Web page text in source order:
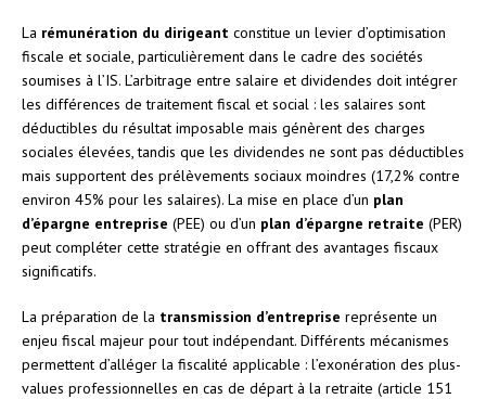
La rémunération du dirigeant constitue un levier d’optimisation
fiscale et sociale, particulièrement dans le cadre des sociétés
soumises à l’IS. L’arbitrage entre salaire et dividendes doit intégrer
les différences de traitement fiscal et social : les salaires sont
déductibles du résultat imposable mais génèrent des charges
sociales élevées, tandis que les dividendes ne sont pas déductibles
mais supportent des prélèvements sociaux moindres (17,2% contre
environ 45% pour les salaires). La mise en place d’un plan
d’épargne entreprise (PEE) ou d’un plan d’épargne retraite (PER)
peut compléter cette stratégie en offrant des avantages fiscaux
significatifs.
La préparation de la transmission d’entreprise représente un
enjeu fiscal majeur pour tout indépendant. Différents mécanismes
permettent d’alléger la fiscalité applicable : l’exonération des plus-
values professionnelles en cas de départ à la retraite (article 151